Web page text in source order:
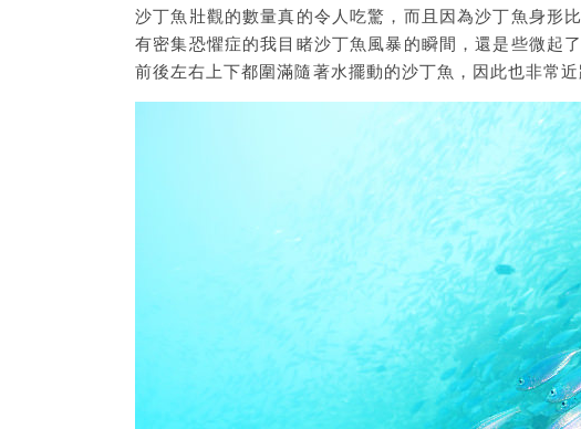
沙丁魚壯觀的數量真的令人吃驚，而且因為沙丁魚身形
有密集恐懼症的我目睹沙丁魚風暴的瞬間，還是些微起
前後左右上下都圍滿隨著水擺動的沙丁魚，因此也非常